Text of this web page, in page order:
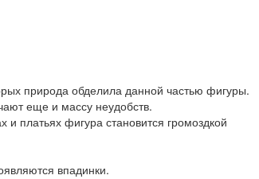
природа обделила данной частью фигуры.
еще и массу неудобств.
платьях фигура становится громоздкой
впадинки.